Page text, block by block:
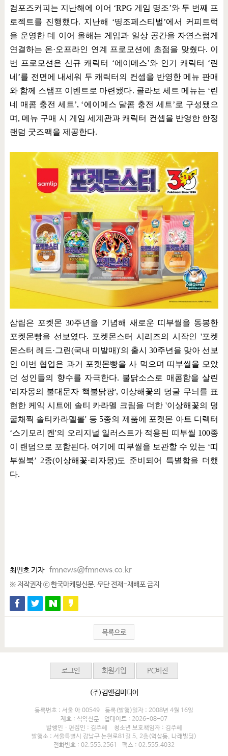
컴포즈커피는 지난해에 이어 ‘RPG 게임 명조’와 두 번째 프
로젝트를 진행했다. 지난해 ‘띵조페스티벌’에서 커피트럭
을 운영한 데 이어 올해는 게임과 일상 공간을 자연스럽게
연결하는 온·오프라인 연계 프로모션에 초점을 맞췄다. 이
번 프로모션은 신규 캐릭터 ‘에이메스’와 인기 캐릭터 ‘린
네 ’를 전면에 내세워 두 캐릭터의 컨셉을 반영한 메뉴 판매
와 함께 스탬프 이벤트로 마련됐다. 콜라보 세트 메뉴는 ‘린
네 매콤 충전 세트’, ‘에이메스 달콤 충전 세트’로 구성됐으
며 , 메뉴 구매 시 게임 세계관과 캐릭터 컨셉을 반영한 한정
랜덤 굿즈팩을 제공한다.
삼립은 포켓몬 30주년을 기념해 새로운 띠부씰을 동봉한
포켓몬빵을 선보였다. 포켓몬스터 시리즈의 시작인'포켓
몬스터 레드·그린(국내 미발매)'의 출시30주년을 맞아 선보
인 이번 협업은 과거 포켓몬빵을 사 먹으며 띠부씰을 모았
던 성인들의 향수를 자극한다. 불닭소스로 매콤함을 살린
'리자몽의 불대문자 핵불닭팡', 이상해꽃의 덩굴 무늬를 표
현한 케익 시트에 솔티 카라멜 크림을 더한'이상해꽃의 덩
굴채찍 솔티카라멜롤' 등 5종의 제품에 포켓몬 아트 디렉터
‘스기모리 켄'의 오리지널 일러스트가 적용된 띠부씰 100종
이 랜덤으로 포함된다. 여기에 띠부씰을 보관할 수 있는 ‘띠
부씰북’ 2종(이상해꽃·리자몽)도 준비되어 특별함을 더했
다.
최민호 기자 fmnews@fmnews.co.kr
※ 저작권자 ⓒ 한국마케팅신문. 무단 전재-재배포 금지
목록으로
로그인 회원가입 PC버전
(주)김앤김미디어
등록번호 : 서울 아 00549
등록(발행)일자 : 2008년 4월 16일
제호 : 식약신문
업데이트 : 2026-08-07
발행인 · 편집인 : 김주혜
청소년 보호책임자 : 김주혜
발행소 : 서울특별시 강남구 논현로81길 5, 2층(역삼동, 나래빌딩)
전화번호 : 02.555.2561
팩스 : 02.555.4032